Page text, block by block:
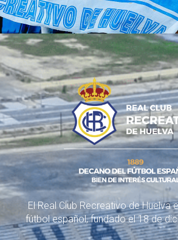
El Real Club Recreativo de Huelva
fútbol español, fundado el 18 de